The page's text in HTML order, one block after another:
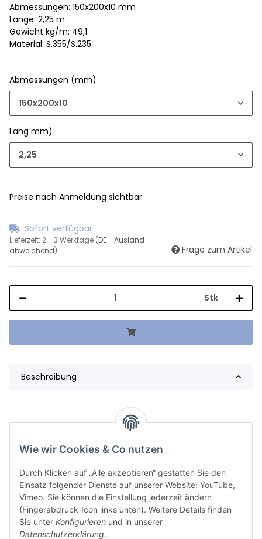
Abmessungen: 150x200x10 mm
Länge: 2,25 m
Gewicht kg/m: 49,1
Material: S.355/S.235
Abmessungen (mm)
150x200x10
Läng mm)
2,25
Preise nach Anmeldung sichtbar
Sofort verfügbar
Lieferzeit: 2 - 3 Werktage (DE - Ausland
abweichend)
Frage zum Artikel
Stk
Beschreibung
110,48
Wie wir Cookies & Co nutzen
Durch Klicken auf „Alle akzeptieren“ gestatten Sie den
Einsatz folgender Dienste auf unserer Website: YouTube,
Vimeo. Sie können die Einstellung jederzeit ändern
(Fingerabdruck-Icon links unten). Weitere Details finden
Sie unter Konfigurieren und in unserer
Datenschutzerklärung.